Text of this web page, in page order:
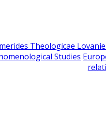
Theologicae
Studies